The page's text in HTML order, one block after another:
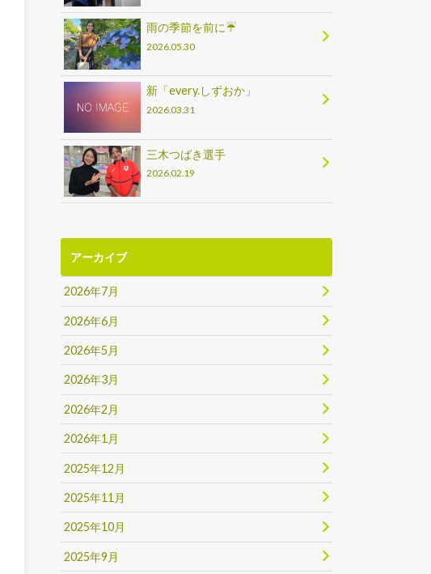
雨の季節を前に☔
2026.05.30
新「every.しずおか」
2026.03.31
三木つばき選手
2026.02.19
アーカイブ
2026年7月
2026年6月
2026年5月
2026年3月
2026年2月
2026年1月
2025年12月
2025年11月
2025年10月
2025年9月